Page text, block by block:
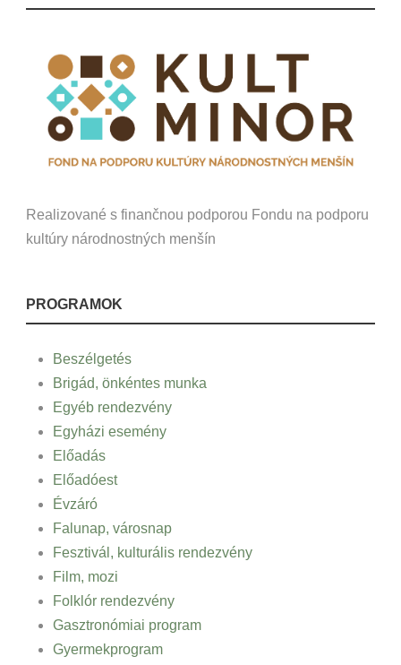
Realizované s finančnou podporou Fondu na podporu
kultúry národnostných menšín
PROGRAMOK
Beszélgetés
Brigád, önkéntes munka
Egyéb rendezvény
Egyházi esemény
Előadás
Előadóest
Évzáró
Falunap, városnap
Fesztivál, kulturális rendezvény
Film, mozi
Folklór rendezvény
Gasztronómiai program
Gyermekprogram